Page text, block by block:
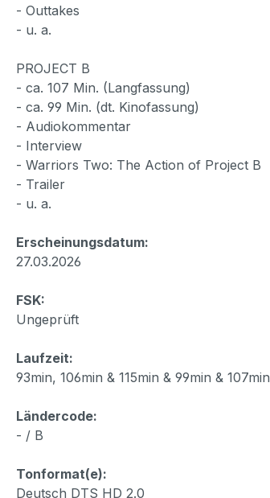
- Outtakes
- u. a.
PROJECT B
- ca. 107 Min. (Langfassung)
- ca. 99 Min. (dt. Kinofassung)
- Audiokommentar
- Interview
- Warriors Two: The Action of Project B
- Trailer
- u. a.
Erscheinungsdatum:
27.03.2026
FSK:
Ungeprüft
Laufzeit:
93min, 106min & 115min & 99min & 107min
Ländercode:
- / B
Tonformat(e):
Deutsch DTS HD 2.0